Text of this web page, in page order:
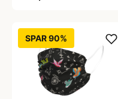
SPAR 90%